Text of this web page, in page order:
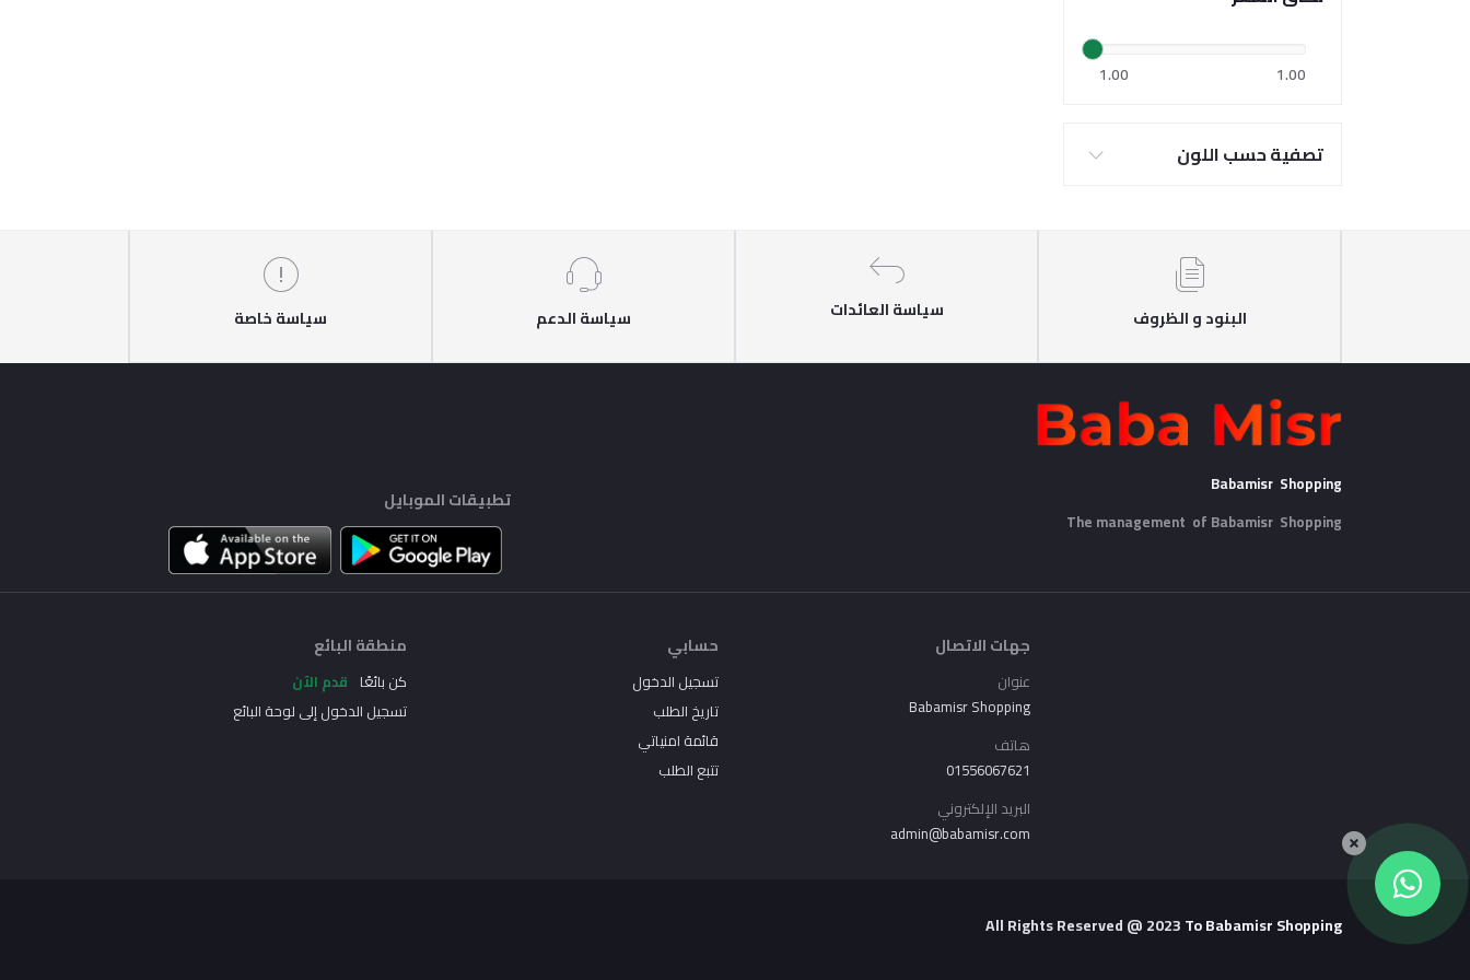
1.00
1.00
تصفية حسب اللون
البنود و الظروف سياسة العائدات سياسة الدعم سياسة خاصة
Babamisr Shopping
The management of Babamisr Shopping
تطبيقات الموبايل
جهات الاتصال
عنوان
Babamisr Shopping
هاتف
01556067621
البريد الإلكتروني
admin@babamisr.com
حسابي
تسجيل الدخول
تاريخ الطلب
قائمة امنياتي
تتبع الطلب
منطقة البائع
كن بائعًا قدم الآن
تسجيل الدخول إلى لوحة البائع
All Rights Reserved@ 2023To BabamisrShopping